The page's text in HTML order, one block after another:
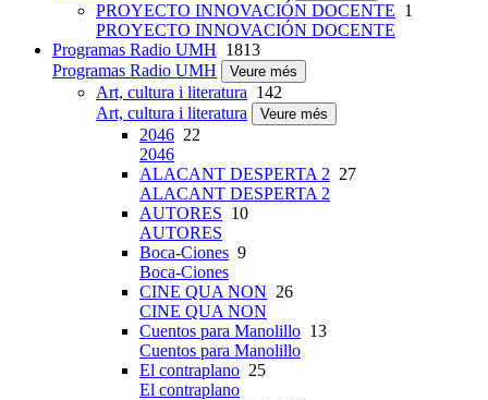
PROYECTO INNOVACIÓN DOCENTE 1
PROYECTO INNOVACIÓN DOCENTE
Programas Radio UMH 1813
Programas Radio UMH
Veure més
Art, cultura i literatura 142
Art, cultura i literatura
Veure més
2046 22
2046
ALACANT DESPERTA 2 27
ALACANT DESPERTA 2
AUTORES 10
AUTORES
Boca-Ciones 9
Boca-Ciones
CINE QUA NON 26
CINE QUA NON
Cuentos para Manolillo 13
Cuentos para Manolillo
El contraplano 25
El contraplano